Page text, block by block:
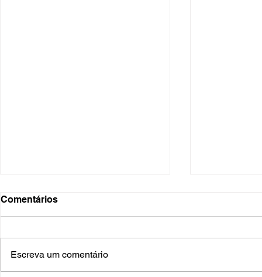
Comentários
Escreva um comentário